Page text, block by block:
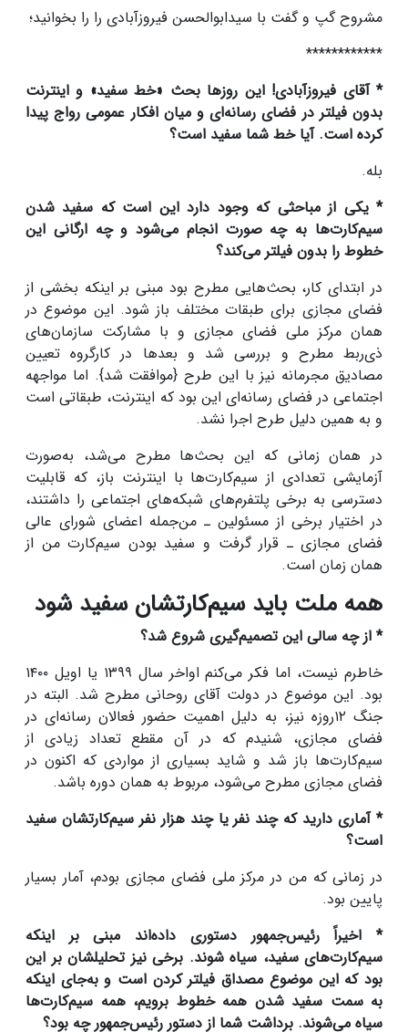
مشروح گپ و گفت با سیدابوالحسن فیروزآبادی را را بخوانید؛
************
* آقای فیروزآبادی! این روزها بحث «خط سفید» و اینترنت
بدون فیلتر در فضای رسانه‌ای و میان افکار عمومی رواج پیدا
کرده است. آیا خط شما سفید است؟
بله.
* یکی از مباحثی که وجود دارد این است که سفید شدن
سیم‌کارت‌ها به چه صورت انجام می‌شود و چه ارگانی این
خطوط را بدون فیلتر می‌کند؟
در ابتدای کار، بحث‌هایی مطرح بود مبنی بر اینکه بخشی از
فضای مجازی برای طبقات مختلف باز شود. این موضوع در
همان مرکز ملی فضای مجازی و با مشارکت سازمان‌های
ذی‌ربط مطرح و بررسی شد و بعدها در کارگروه تعیین
مصادیق مجرمانه نیز با این طرح {موافقت شد}. اما مواجهه
اجتماعی در فضای رسانه‌ای این بود که اینترنت، طبقاتی است
و به همین دلیل طرح اجرا نشد.
در همان زمانی که این بحث‌ها مطرح می‌شد، به‌صورت
آزمایشی تعدادی از سیم‌کارت‌ها با اینترنت باز، که قابلیت
دسترسی به برخی پلتفرم‌های شبکه‌های اجتماعی را داشتند،
در اختیار برخی از مسئولین ـ من‌جمله اعضای شورای عالی
فضای مجازی ـ قرار گرفت و سفید بودن سیم‌کارت من از
همان زمان است.
همه ملت باید سیم‌کارتشان سفید شود
* از چه سالی این تصمیم‌گیری شروع شد؟
خاطرم نیست، اما فکر می‌کنم اواخر سال ۱۳۹۹ یا اویل ۱۴۰۰
بود. این موضوع در دولت آقای روحانی مطرح شد. البته در
جنگ ۱۲روزه نیز، به دلیل اهمیت حضور فعالان رسانه‌ای در
فضای مجازی، شنیدم که در آن مقطع تعداد زیادی از
سیم‌کارت‌ها باز شد و شاید بسیاری از مواردی که اکنون در
فضای مجازی مطرح می‌شود، مربوط به همان دوره باشد.
* آماری دارید که چند نفر یا چند هزار نفر سیم‌کارتشان سفید
است؟
در زمانی که من در مرکز ملی فضای مجازی بودم، آمار بسیار
پایین بود.
* اخیراً رئیس‌جمهور دستوری داده‌اند مبنی بر اینکه
سیم‌کارت‌های سفید، سیاه شوند. برخی نیز تحلیلشان بر این
بود که این موضوع مصداق فیلتر کردن است و به‌جای اینکه
به سمت سفید شدن همه خطوط برویم، همه سیم‌کارت‌ها
سیاه می‌شوند. برداشت شما از دستور رئیس‌جمهور چه بود؟